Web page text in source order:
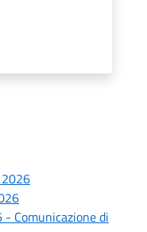
Comunicazione di